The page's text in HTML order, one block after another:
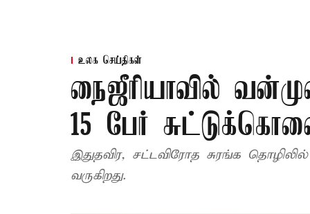
உலக செய்திகள்
நைஜீரியாவில்
15 பேர்
இதுதவிர, சட்டவிரோத சுரங்க
வருகிறது.